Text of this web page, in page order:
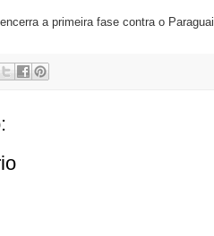
a primeira fase contra o Paraguai.